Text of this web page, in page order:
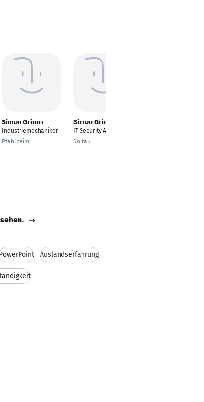
Simon Grimm
Industriemechaniker
Pfahlheim
Simon Grimm
IT Security Analyst
Soltau
Auslandserfahrung